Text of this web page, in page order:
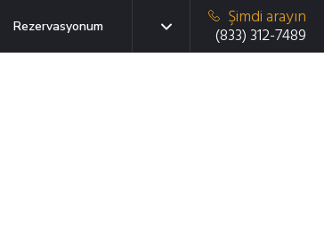
Rezervasyonum
Şimdi arayın
(833) 312-7489